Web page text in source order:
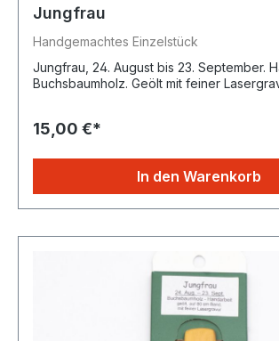
Jungfrau
Handgemachtes Einzelstück
Jungfrau, 24. August bis 23. September.
Buchsbaumholz. Geölt mit feiner
15,00 €*
In den Warenkorb